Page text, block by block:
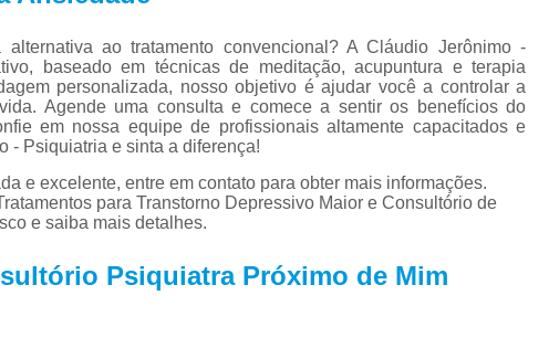
Tratamento
Tratamento para
Tratamento para Depressão Pós
Tratamentos
Tratamento de Fobia
ao tratamento convencional? A Cláudio Jerônimo -
baseado em técnicas de meditação, acupuntura e terapia
personalizada, nosso objetivo é ajudar você a controlar a
Agende uma consulta e comece a sentir os benefícios do
em nossa equipe de profissionais altamente capacitados e
- Psiquiatria e sinta a diferença!
e excelente, entre em contato para obter mais informações.
para Transtorno Depressivo Maior e Consultório de
e saiba mais detalhes.
Psiquiatra Próximo de Mim